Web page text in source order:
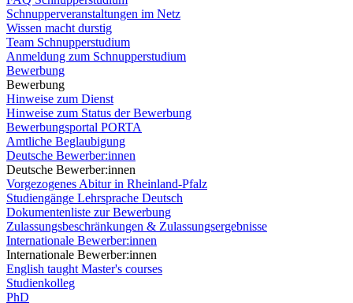
Schnupperveranstaltungen im Netz
Wissen macht durstig
Team Schnupperstudium
Anmeldung zum Schnupperstudium
Bewerbung
Bewerbung
Hinweise zum Dienst
Hinweise zum Status der Bewerbung
Bewerbungsportal PORTA
Amtliche Beglaubigung
Deutsche Bewerber:innen
Deutsche Bewerber:innen
Vorgezogenes Abitur in Rheinland-Pfalz
Studiengänge Lehrsprache Deutsch
Dokumentenliste zur Bewerbung
Zulassungsbeschränkungen & Zulassungsergebnisse
Internationale Bewerber:innen
Internationale Bewerber:innen
English taught Master's courses
Studienkolleg
PhD